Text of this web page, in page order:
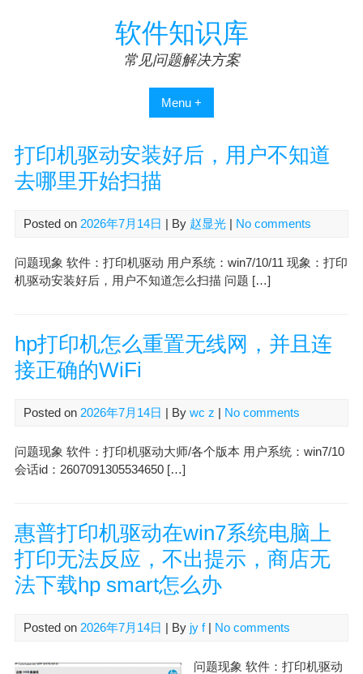
软件知识库
常见问题解决方案
Menu +
打印机驱动安装好后，用户不知道
去哪里开始扫描
Posted on 2026年7月14日 | By 赵显光| No comments
问题现象 软件：打印机驱动 用户系统：win7/10/11 现象：打印
机驱动安装好后，用户不知道怎么扫描 问题 […]
hp打印机怎么重置无线网，并且连
接正确的WiFi
Posted on 2026年7月14日 | By wc z | No comments
问题现象 软件：打印机驱动大师/各个版本 用户系统：win7/10
会话id：2607091305534650 […]
惠普打印机驱动在win7系统电脑上
打印无法反应，不出提示，商店无
法下载hp smart怎么办
Posted on 2026年7月14日 | By jy f| No comments
问题现象 软件：打印机驱动